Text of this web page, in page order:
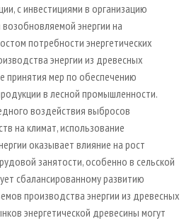
с инвестициями в организацию
энергии на
потребности энергетических
энергии из древесных
принятия мер по обеспечению
в лесной промышленности.
воздействия выбросов
на климат, использование
оказывает влияние на рост
занятости, особенно в сельской
сбалансированному развитию
производства энергии из древесных
энергетической древесины могут